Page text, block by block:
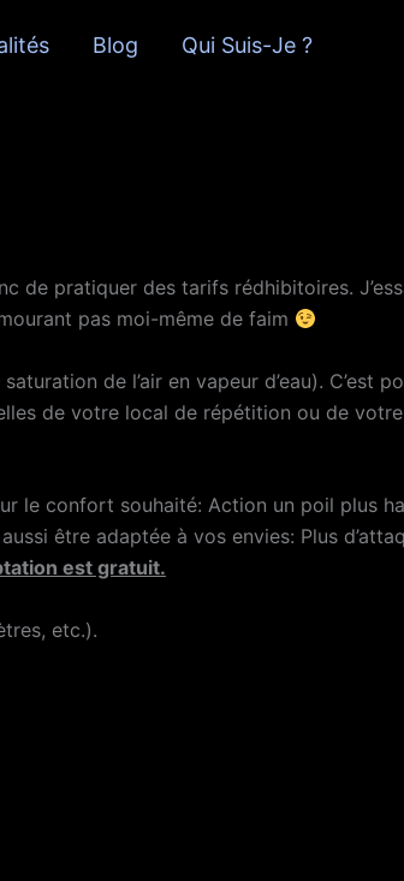
Blog
Qui Suis-Je ?
de pratiquer des tarifs rédhibitoires.
pas moi-même de faim
de l’air en vapeur d’eau). C’est
de votre local de répétition ou de
le confort souhaité: Action un poil plus
être adaptée à vos envies: Plus
est gratuit.
etc.).